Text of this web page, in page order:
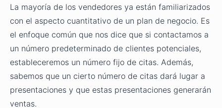
La mayoría de los vendedores ya están familiarizados
con el aspecto cuantitativo de un plan de negocio. Es
el enfoque común que nos dice que si contactamos a
un número predeterminado de clientes potenciales,
estableceremos un número fijo de citas. Además,
sabemos que un cierto número de citas dará lugar a
presentaciones y que estas presentaciones generarán
ventas.